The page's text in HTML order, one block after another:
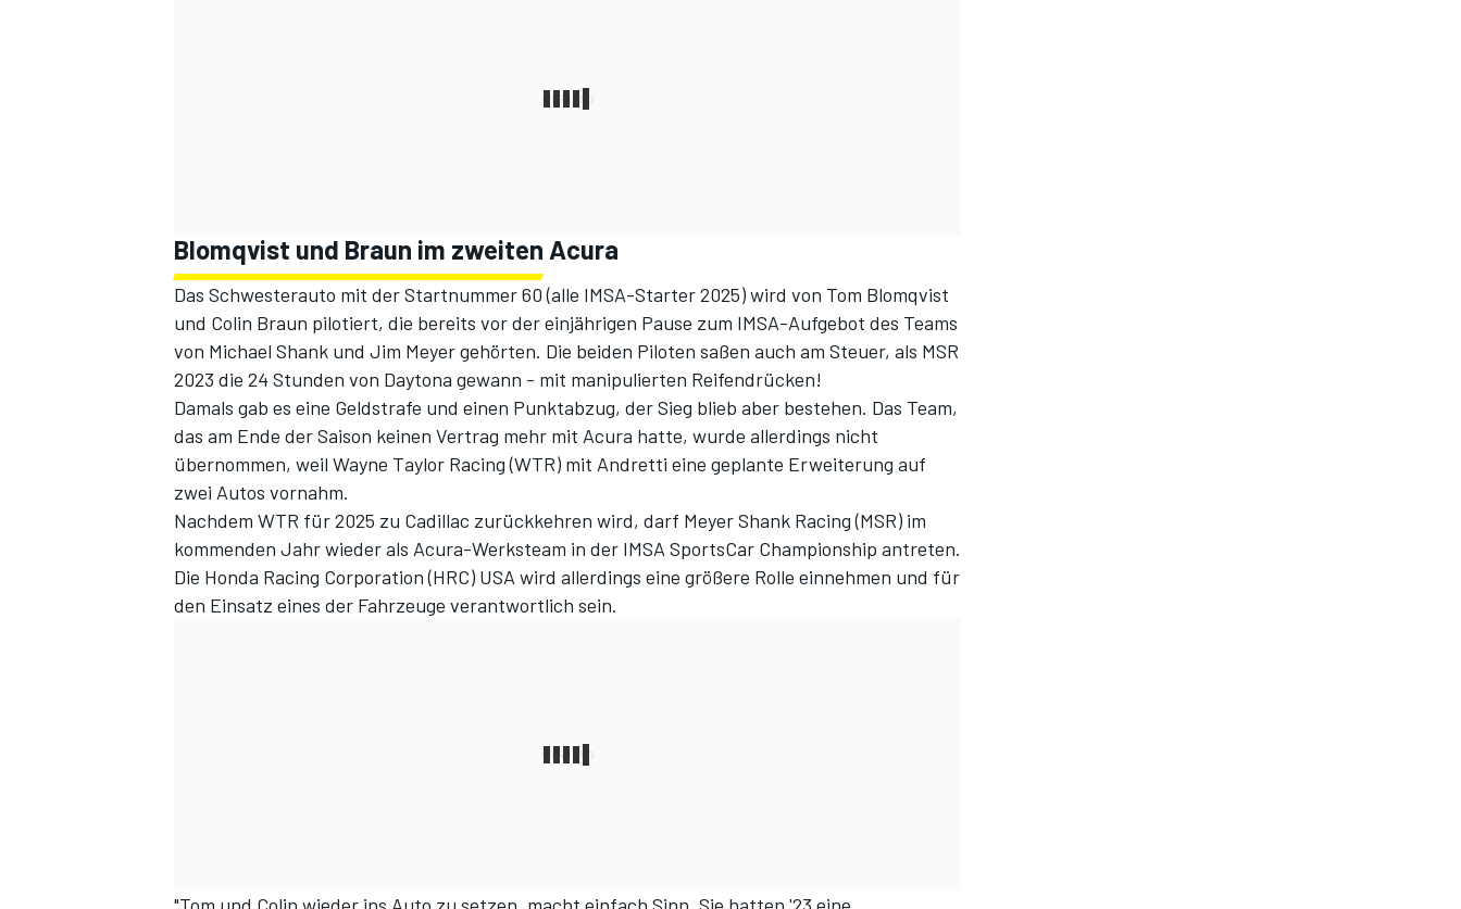
Blomqvist und Braun im zweiten Acura
Das Schwesterauto mit der Startnummer 60 (alle IMSA-Starter 2025) wird von Tom Blomqvist
und Colin Braun pilotiert, die bereits vor der einjährigen Pause zum IMSA-Aufgebot des Teams
von Michael Shank und Jim Meyer gehörten. Die beiden Piloten saßen auch am Steuer, als MSR
2023 die 24 Stunden von Daytona gewann - mit manipulierten Reifendrücken!
Damals gab es eine Geldstrafe und einen Punktabzug, der Sieg blieb aber bestehen. Das Team,
das am Ende der Saison keinen Vertrag mehr mit Acura hatte, wurde allerdings nicht
übernommen, weil Wayne Taylor Racing (WTR) mit Andretti eine geplante Erweiterung auf
zwei Autos vornahm.
Nachdem WTR für 2025 zu Cadillac zurückkehren wird, darf Meyer Shank Racing (MSR) im
kommenden Jahr wieder als Acura-Werksteam in der IMSA SportsCar Championship antreten.
Die Honda Racing Corporation (HRC) USA wird allerdings eine größere Rolle einnehmen und für
den Einsatz eines der Fahrzeuge verantwortlich sein.